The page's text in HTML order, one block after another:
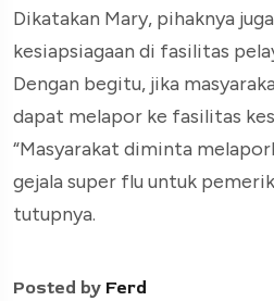
Dikatakan Mary, pihaknya
kesiapsiagaan di fasilitas
Dengan begitu, jika
dapat melapor ke fasilitas
“Masyarakat diminta
gejala super flu untuk
tutupnya.
Posted by Ferd